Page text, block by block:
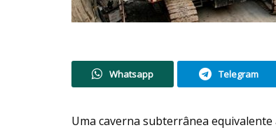
Whatsapp Telegram
Uma caverna subterrânea equivalente